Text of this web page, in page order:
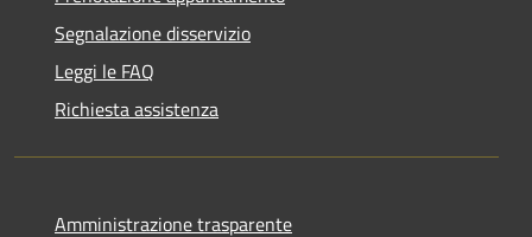
Segnalazione disservizio
Leggi le FAQ
Richiesta assistenza
Amministrazione trasparente